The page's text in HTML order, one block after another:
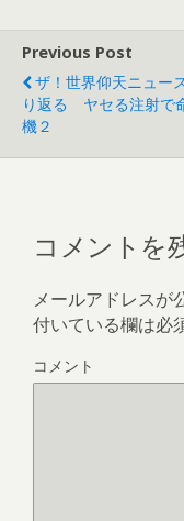
ウ
開
き
ま
Previous Post
ザ！世界仰天ニュー
り返る ヤセる注射で
機２
コメントを
メールアドレスが
付いている欄は必
コメント